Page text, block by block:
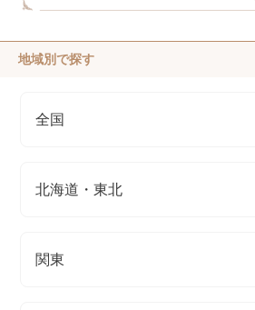
地域別で探す
全国
北海道・東北
関東